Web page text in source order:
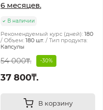
6 месяцев.
В наличии
Рекомендуемый курс (дней): 180
Объем: 180 шт.
Тип продукта:
Капсулы
54 000₸. -30%
37 800₸.
В корзину